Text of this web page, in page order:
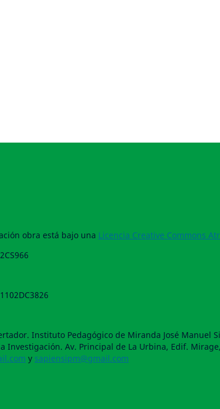
obra está bajo una Licencia Creative Commons
Instituto Pedagógico de Miranda José Manuel
Investigación. Av. Principal de La Urbina, Edif.
y sapiensipm@gmail.com